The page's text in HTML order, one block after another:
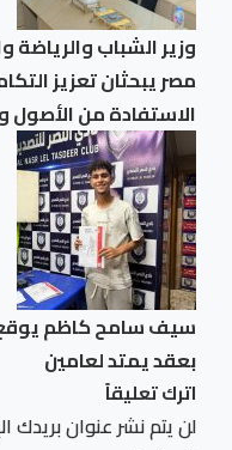
وزير الشباب والرياضة
مصر يبحثان تعزيز
الاستفادة من الأصول
سيف سامح كاظم يوقع
بعقد يمتد لعامين
اترك تعليقاً
لن يتم نشر عنوان بريدك